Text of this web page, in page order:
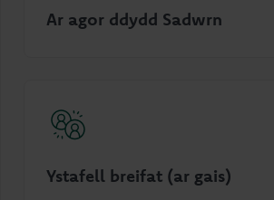
Ar agor ddydd Sadwrn
Ystafell breifat (ar gais)